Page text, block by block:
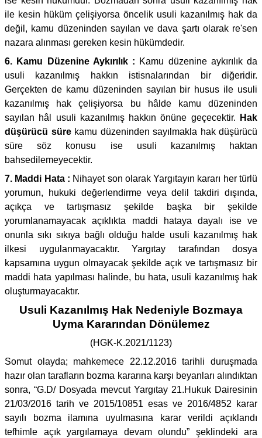
ile kesin hüküm çelişiyorsa öncelik usuli kazanılmış hak da
değil, kamu düzeninden sayılan ve dava şartı olarak re'sen
nazara alınması gereken kesin hükümdedir.
6. Kamu Düzenine Aykırılık : Kamu düzenine aykırılık da
usuli kazanılmış hakkın istisnalarından bir diğeridir.
Gerçekten de kamu düzeninden sayılan bir husus ile usuli
kazanılmış hak çelişiyorsa bu hâlde kamu düzeninden
sayılan hâl usuli kazanılmış hakkın önüne geçecektir.
Hak
düşürücü sürekamu düzeninden sayılmakla hak düşürücü
süre söz konusu ise usuli kazanılmış haktan
bahsedilemeyecektir.
7. Maddi Hata : Nihayet son olarak Yargıtayın kararı her türlü
yorumun, hukuki değerlendirme veya delil takdiri dışında,
açıkça ve tartışmasız şekilde başka bir şekilde
yorumlanamayacak açıklıkta maddi hataya dayalı ise ve
onunla sıkı sıkıya bağlı olduğu halde usuli kazanılmış hak
ilkesi uygulanmayacaktır. Yargıtay tarafından dosya
kapsamına uygun olmayacak şekilde açık ve tartışmasız bir
maddi hata yapılması halinde, bu hata, usuli kazanılmış hak
oluşturmayacaktır.
Usuli Kazanılmış Hak Nedeniyle Bozmaya
Uyma Kararından Dönülemez
(HGK-K.2021/1123)
Somut olayda; mahkemece 22.12.2016 tarihli duruşmada
hazır olan tarafların bozma kararına karşı beyanları alındıktan
sonra, “G.D/ Dosyada mevcut Yargıtay 21.Hukuk Dairesinin
21/03/2016 tarih ve 2015/10851 esas ve 2016/4852 karar
sayılı bozma ilamına uyulmasına karar verildi açıklandı
tefhimle açık yargılamaya devam olundu” şeklindeki ara